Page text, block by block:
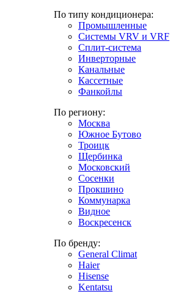
По типу кондиционера:
Промышленные
Системы VRV и VRF
Сплит-система
Инверторные
Канальные
Кассетные
Фанкойлы
По региону:
Москва
Южное Бутово
Троицк
Щербинка
Московский
Сосенки
Прокшино
Коммунарка
Видное
Воскресенск
По бренду:
General Climat
Haier
Hisense
Kentatsu